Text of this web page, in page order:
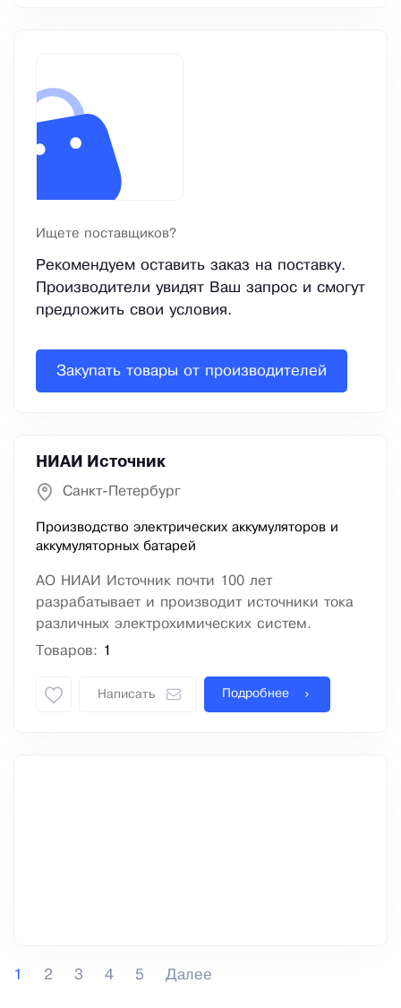
Ищете поставщиков?
Рекомендуем оставить заказ на поставку.
Производители увидят Ваш запрос и смогут
предложить свои условия.
Закупать товары от производителей
НИАИ Источник
Санкт-Петербург
Производство электрических аккумуляторов и
аккумуляторных батарей
АО НИАИ Источник почти 100 лет
разрабатывает и производит источники тока
различных электрохимических систем.
Товаров: 1
Написать Подробнее
1 2 3 4 5 Далее